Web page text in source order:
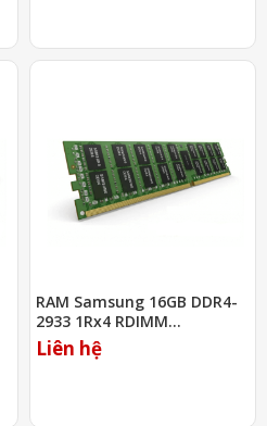
RAM Samsung 16GB DDR4-
2933 1Rx4 RDIMM
(M393A2K40CB2-CVF)
Liên hệ